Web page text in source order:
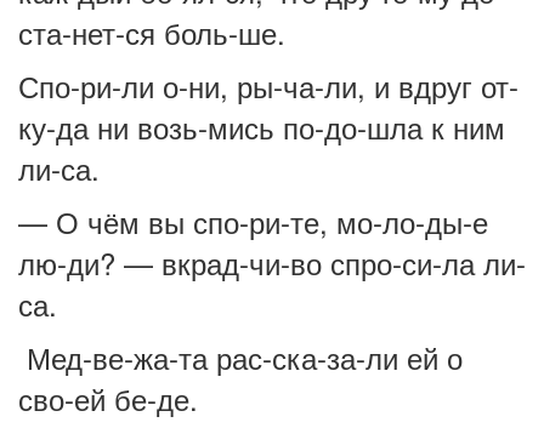
ста-нет-ся боль-ше.
Спо-ри-ли о-ни, ры-ча-ли, и вдруг от-
ку-да ни возь-мись по-до-шла к ним
ли-са.
— О чём вы спо-ри-те, мо-ло-ды-е
лю-ди? — вкрад-чи-во спро-си-ла ли-
са.
Мед-ве-жа-та рас-ска-за-ли ей о
сво-ей бе-де.